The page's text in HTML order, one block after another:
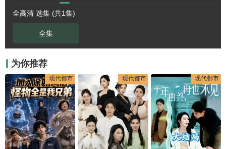
全高清 选集 (共1集)
全集
为你推荐
现代都市 现代都市 现代都市